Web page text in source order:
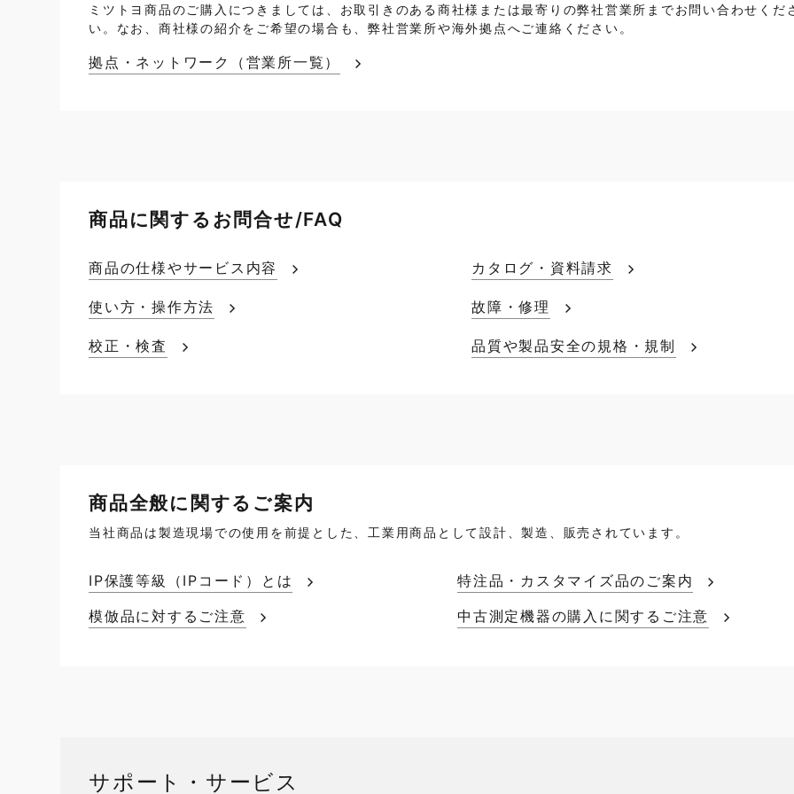
ミツトヨ商品のご購入につきましては、お取引きのある商社様または最寄りの弊社営業所までお問い合わせくだ
い。なお、商社様の紹介をご希望の場合も、弊社営業所や海外拠点へご連絡ください。
拠点・ネットワーク（営業所一覧）
商品に関するお問合せ/FAQ
商品の仕様やサービス内容
使い方・操作方法
校正・検査
カタログ・資料請求
故障・修理
品質や製品安全の規格・規制
商品全般に関するご案内
当社商品は製造現場での使用を前提とした、工業用商品として設計、製造、販売されています。
IP保護等級（IPコード）とは
特注品・カスタマイズ品のご案内
模倣品に対するご注意
中古測定機器の購入に関するご注意
サポート・サービス